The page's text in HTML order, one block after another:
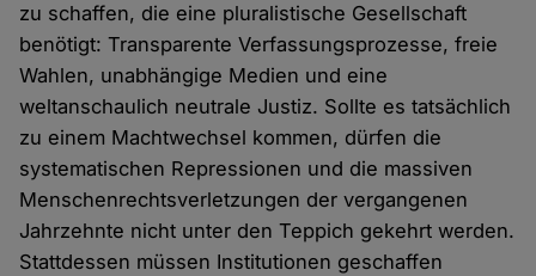
zu schaffen, die eine pluralistische Gesellschaft
benötigt: Transparente Verfassungsprozesse, freie
Wahlen, unabhängige Medien und eine
weltanschaulich neutrale Justiz. Sollte es tatsächlich
zu einem Machtwechsel kommen, dürfen die
systematischen Repressionen und die massiven
Menschenrechtsverletzungen der vergangenen
Jahrzehnte nicht unter den Teppich gekehrt werden.
Stattdessen müssen Institutionen geschaffen